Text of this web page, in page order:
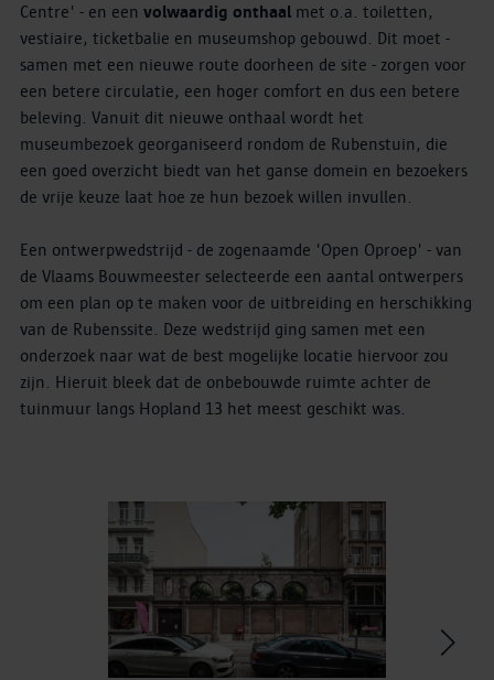
Centre' - en een volwaardig onthaal met o.a. toiletten,
vestiaire, ticketbalie en museumshop gebouwd. Dit moet -
samen met een nieuwe route doorheen de site - zorgen voor
een betere circulatie, een hoger comfort en dus een betere
beleving. Vanuit dit nieuwe onthaal wordt het
museumbezoek georganiseerd rondom de Rubenstuin, die
een goed overzicht biedt van het ganse domein en bezoekers
de vrije keuze laat hoe ze hun bezoek willen invullen.
Een ontwerpwedstrijd - de zogenaamde 'Open Oproep' - van
de Vlaams Bouwmeester selecteerde een aantal ontwerpers
om een plan op te maken voor de uitbreiding en herschikking
van de Rubenssite. Deze wedstrijd ging samen met een
onderzoek naar wat de best mogelijke locatie hiervoor zou
zijn. Hieruit bleek dat de onbebouwde ruimte achter de
tuinmuur langs Hopland 13 het meest geschikt was.
>